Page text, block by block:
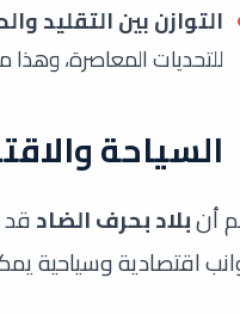
التوازن بين التقليد
للتحديات المعاصرة،
السياحة
أنبلاد بحرف الضادقد
اقتصادية وسياحية